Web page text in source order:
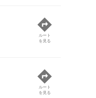
ルート
を見る
ルート
を見る